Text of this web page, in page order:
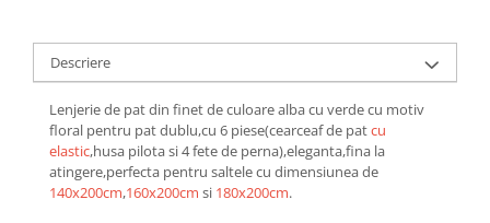
Cu inimioare
Cu pisici
Cu Animal Print
Cu ursuleti
Brodate
Cu Motiv Traditional
Descriere
Lenjerie de pat din finet de culoare alba cu verde cu motiv
floral pentru pat dublu,cu 6 piese(cearceaf de patcu
elastic,husa pilota si 4 fete de perna),eleganta,fina la
atingere,perfecta pentru saltele cu dimensiunea de
140x200cm,160x200cm si 180x200cm.